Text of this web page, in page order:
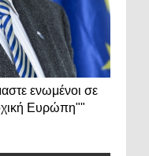
ενωμένοι σε
Ευρώπη""